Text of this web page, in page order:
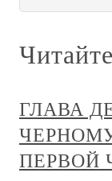
ГЛАВА
ПЕРВОЙ